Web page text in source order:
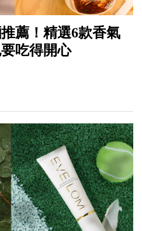
薦！精選6款香氣
吃得開心